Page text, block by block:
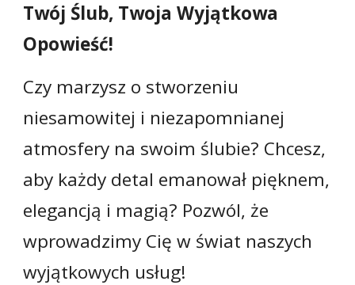
Twój Ślub, Twoja Wyjątkowa
Opowieść!
Czy marzysz o stworzeniu
niesamowitej i niezapomnianej
atmosfery na swoim ślubie? Chcesz,
aby każdy detal emanował pięknem,
elegancją i magią? Pozwól, że
wprowadzimy Cię w świat naszych
wyjątkowych usług!